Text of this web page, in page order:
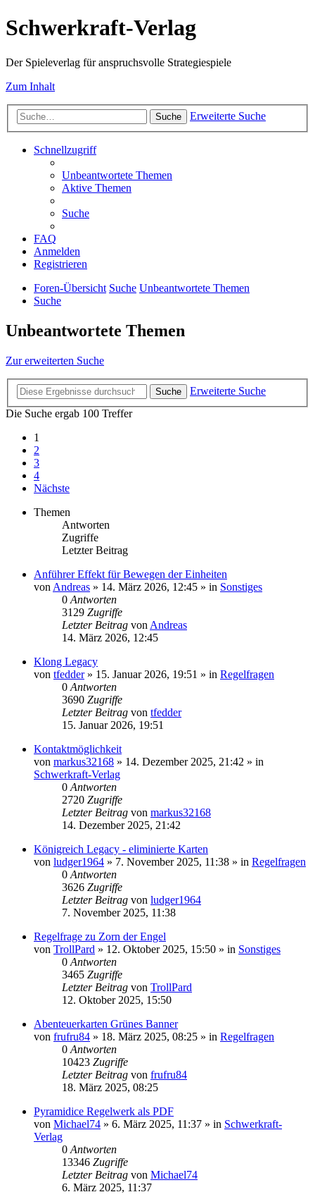
Schwerkraft-Verlag
Der Spieleverlag für anspruchsvolle Strategiespiele
Zum Inhalt
Suche Erweiterte Suche
Schnellzugriff
Unbeantwortete Themen
Aktive Themen
Suche
FAQ
Anmelden
Registrieren
Foren-Übersicht Suche Unbeantwortete Themen
Suche
Unbeantwortete Themen
Zur erweiterten Suche
Suche
Erweiterte Suche
Die Suche ergab 100 Treffer
1
2
3
4
Nächste
Themen
Antworten
Zugriffe
Letzter Beitrag
Anführer Effekt für Bewegen der Einheiten
von Andreas » 14. März 2026, 12:45 » in Sonstiges
0 Antworten
3129 Zugriffe
Letzter Beitrag von Andreas
14. März 2026, 12:45
Klong Legacy
von tfedder» 15. Januar 2026, 19:51 » in Regelfragen
0 Antworten
3690 Zugriffe
Letzter Beitrag von tfedder
15. Januar 2026, 19:51
Kontaktmöglichkeit
von markus32168 » 14. Dezember 2025, 21:42 » in
Schwerkraft-Verlag
0 Antworten
2720 Zugriffe
Letzter Beitrag von markus32168
14. Dezember 2025, 21:42
Königreich Legacy - eliminierte Karten
von ludger1964 » 7. November 2025, 11:38 » in Regelfragen
0 Antworten
3626 Zugriffe
Letzter Beitrag von ludger1964
7. November 2025, 11:38
Regelfrage zu Zorn der Engel
von TrollPard » 12. Oktober 2025, 15:50 » in Sonstiges
0 Antworten
3465 Zugriffe
Letzter Beitrag von TrollPard
12. Oktober 2025, 15:50
Abenteuerkarten Grünes Banner
von frufru84 » 18. März 2025, 08:25 » in Regelfragen
0 Antworten
10423 Zugriffe
Letzter Beitrag von frufru84
18. März 2025, 08:25
Pyramidice Regelwerk als PDF
von Michael74 » 6. März 2025, 11:37 » in Schwerkraft-
Verlag
0 Antworten
13346 Zugriffe
Letzter Beitrag von Michael74
6. März 2025, 11:37